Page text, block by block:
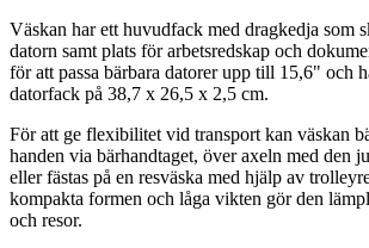
Väskan har ett huvudfack med dragkedja som
datorn samt plats för arbetsredskap och
för att passa bärbara datorer upp till 15,6" och
datorfack på 38,7 x 26,5 x 2,5 cm.
För att ge flexibilitet vid transport kan väskan
handen via bärhandtaget, över axeln med den
eller fästas på en resväska med hjälp av
kompakta formen och låga vikten gör den
och resor.